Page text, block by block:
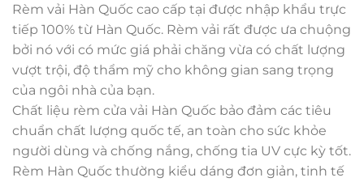
Rèm vải Hàn Quốc cao cấp tại được nhập khẩu trực
tiếp 100% từ Hàn Quốc. Rèm vải rất được ưa chuộng
bởi nó với có mức giá phải chăng vừa có chất lượng
vượt trội, độ thẩm mỹ cho không gian sang trọng
của ngôi nhà của bạn.
Chất liệu rèm cửa vải Hàn Quốc bảo đảm các tiêu
chuẩn chất lượng quốc tế, an toàn cho sức khỏe
người dùng và chống nắng, chống tia UV cực kỳ tốt.
Rèm Hàn Quốc thường kiểu dáng đơn giản, tinh tế